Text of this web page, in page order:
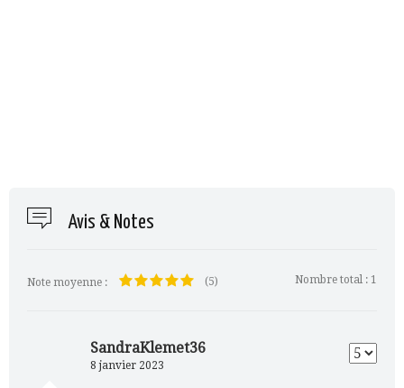
Avis & Notes
Note moyenne : (5) Nombre total : 1
SandraKlemet36
8 janvier 2023